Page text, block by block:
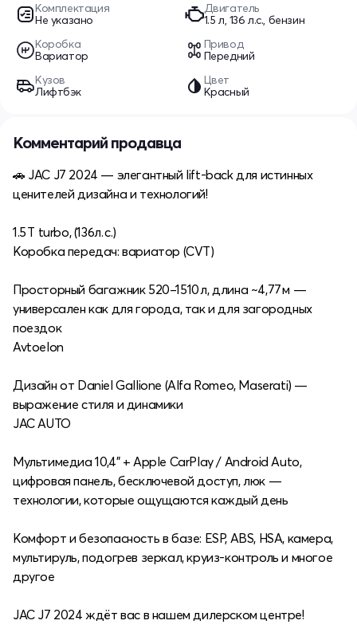
Комплектация
Не указано
Двигатель
1.5 л, 136 л.с., бензин
Коробка
Вариатор
Привод
Передний
Кузов
Лифтбэк
Цвет
Красный
Комментарий продавца
🚗 JAC J7 2024 — элегантный lift‑back для истинных
ценителей дизайна и технологий!
1.5 T turbo, (136л. с.)
Коробка передач: вариатор (CVT)
Просторный багажник 520–1510 л, длина ~4,77 м —
универсален как для города, так и для загородных
поездок
Avtoelon
Дизайн от Daniel Gallione (Alfa Romeo, Maserati) —
выражение стиля и динамики
JAC AUTO
Мультимедиа 10,4" + Apple CarPlay / Android Auto,
цифровая панель, бесключевой доступ, люк —
технологии, которые ощущаются каждый день
Комфорт и безопасность в базе: ESP, ABS, HSA, камера,
мультируль, подогрев зеркал, круиз‑контроль и многое
другое
JAC J7 2024 ждёт вас в нашем дилерском центре!